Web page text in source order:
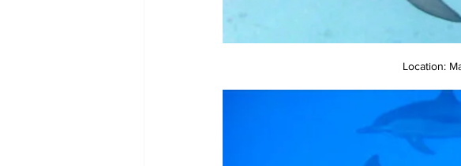
Location: